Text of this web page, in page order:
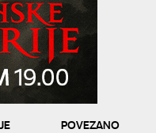
POVEZANO